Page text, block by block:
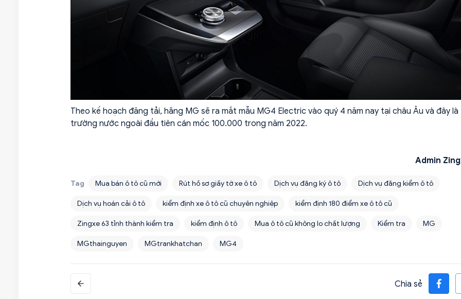
Theo kế hoạch đăng tải, hãng MG sẽ ra mắt mẫu MG4 Electric vào quý 4 năm nay tại châu Âu và đây là
trường nước ngoài đầu tiên cán mốc 100.000 trong năm 2022.
Admin
Tag Mua bán ô tô cũ mới Rút hồ sơ giấy tờ xe ô tô Dịch vụ đăng ký ô tô Dịch vụ đăng kiểm ô tô
Dịch vụ hoán cải ô tô kiểm định xe ô tô cũ chuyên nghiệp kiểm định 180 điểm xe ô tô cũ
Zingxe 63 tỉnh thành kiểm tra kiểm định ô tô Mua ô tô cũ không lo chất lượng Kiểm tra MG
MGthainguyen MGtrankhatchan MG4
Chia sẻ